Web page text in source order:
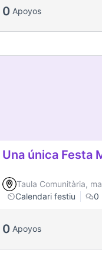
0 Apoyos
destinatàries de
Una única Festa
Taula Comunitària,
Calendari festiu
0
0 Apoyos